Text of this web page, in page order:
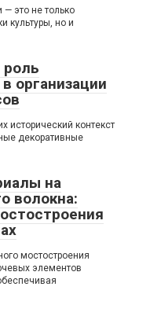
это не только
культуры, но и
роль
организации
исторический контекст
декоративные
на
волокна:
мостостроения
элементов